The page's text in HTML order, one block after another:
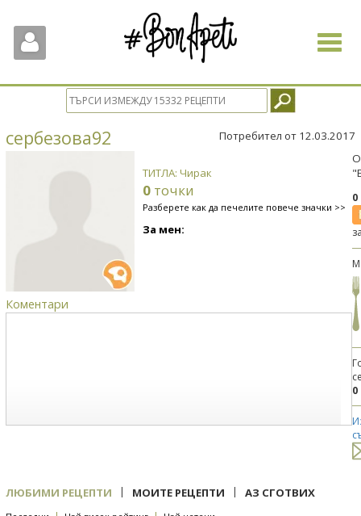
Toggle
сербезова92 Потребител от 12.03.2017
ТИТЛА: Чирак
0 точки
Разберете как да печелите повече значки >>
За мен:
Коментари
0
ЛЮБИМИ РЕЦЕПТИ | МОИТЕ РЕЦЕПТИ | АЗ СГОТВИХ